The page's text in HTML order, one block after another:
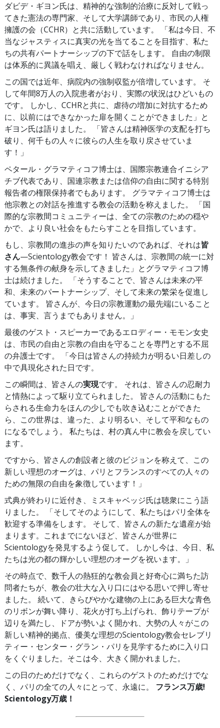
ダビデ・ギヨン氏は、精神的な強制的治療に反対して戦っ
てきた憲法の専門家、そして大学講師であり、市民の人権
擁護の会（CCHR）と共に活動しています。 「私は今日、不
当なジャスティスに真実の光を当てることを目指す、私た
ちの共有パートナーシップの下で話をします。 自由の制限
は体系的に異議を唱え、厳しく戦わなければなりません。
この国では近年、病院内の強制収監が倍増しています。 そ
して年間8万人の入院患者がおり、実際の状況はひどいもの
です。 しかし、CCHRと共に、虐待の増加に対抗するため
に、以前にはできなかった扉を開くことができました」と
ギヨン氏は語りました。 「皆さんは精神医学の支配を打ち
破り、何千もの人々に彼らの人生を取り戻させていま
す！」
ペタール・グラマティコフ博士は、国際宗教連合イニシア
チブ代表であり、国連宗教または信仰の自由に関する特別
報告者の権限保持者でもあります。 グラマティコフ博士は
他宗教との対話を推進する教会の活動を称えました。 「国
際的な宗教間コミュニティーは、全ての宗教のための穏や
かで、より良い社会をもたらすことを目指しています。
もし、宗教間の進歩の声を知りたいのであれば、それは皆
さん—Scientology教会です！ 皆さんは、宗教間の統一に対
する無条件の献身を示してきました」とグラマティコフ博
士は続けました。 「そうすることで、皆さんは未来の平
和、未来のパートナーシップ、そして未来の繁栄を促進し
ています。 皆さんが、今日の宗教運動の最先端にいること
は、事実、言うまでもありません。」
最後のゲスト・スピーカーであるエロディー・モモン女史
は、市民の自由と宗教の自由を守ることを専門とする不屈
の弁護士です。 「今日は皆さんの持続力が明るい日差しの
中で具現化された日です。
この瞬間は、皆さんの実現です。 それは、皆さんの忍耐力
と情熱によって駆り立てられました。 皆さんの活動にもた
らされる生命力をほんの少しでも吹き込むことができた
ら、この世界は、違った、より明るい、そして平和なもの
になるでしょう。 私たちは、村の真ん中に教会を戻してい
ます。
ですから、皆さんの創設者と彼のビジョンを称えて、この
新しい理想のオーグは、パリとフランスのすべての人々の
ための無限の自由を象徴しています！」
式典が終わりに近付き、ミスキャベッジ氏は聴衆にこう語
りました。 「そしてそのようにして、私たちはパリ全体を
歓迎する準備をします。 そして、皆さんの新たな遺産が始
まります。これまでにないほど、皆さんが世界に
Scientologyを発見するよう促して。 しかし今は、今日、私
たちは光の都の輝かしい理想のオーグを祝います。」
その時点で、数千人の熱狂的な教会員と好奇心に満ちた訪
問者たちが、教会の壮大な入り口にはやる思いで押し寄せ
ました。 続いて、きらびやかな建物の上にある巨大な青色
のリボンが舞い降り、花火が打ち上げられ、飾りテープが
辺りを満たし、ドアが勢いよく開かれ、大勢の人々がこの
新しい精神的拠点、優美な理想のScientology教会セレブリ
ティー・センター・グラン・パリを見学するために入り口
をくぐりました。そこは今、大きく開かれました。
この日のためだけでなく、これらのゲストのためだけでな
く、パリの全ての人々にとって、永遠に。 フランス万歳!
Scientology万歳！